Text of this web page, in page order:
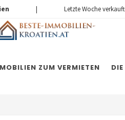
| Letzte Woche
ZUM VERMIETEN